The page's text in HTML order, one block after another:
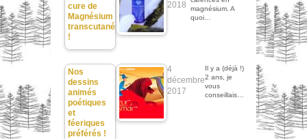
cure de
Magnésium
transcutané
!
2018
magnésium. A
quoi…
Nos
dessins
animés
poétiques
et
féeriques
préférés !
4
décembre
2017
Il y a (déjà !)
2 ans, je
vous
conseillais…